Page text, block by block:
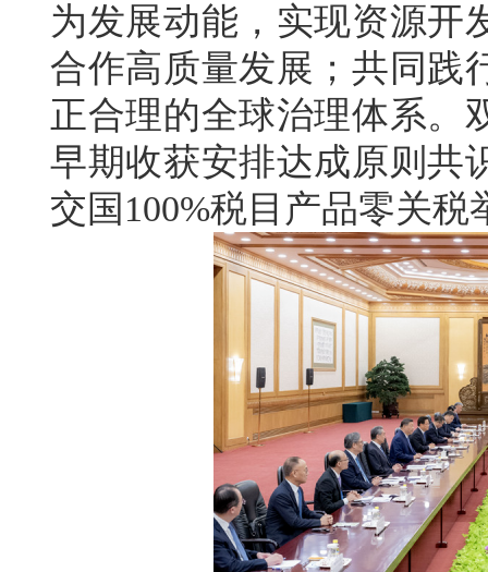
为发展动能，实现资源开
合作高质量发展；共同践
正合理的全球治理体系。
早期收获安排达成原则共
交国100%税目产品零关税